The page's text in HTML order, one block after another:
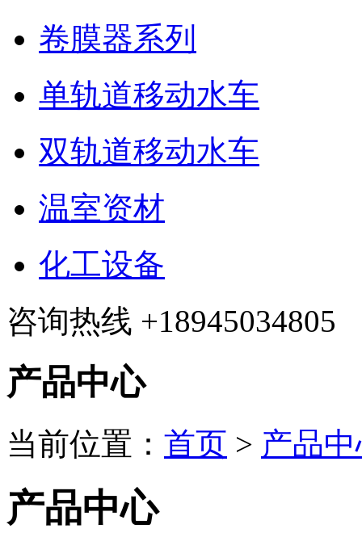
卷膜器系列
单轨道移动水车
双轨道移动水车
温室资材
化工设备
咨询热线 +18945034805
产品中心
当前位置： 首页 > 产品
产品中心